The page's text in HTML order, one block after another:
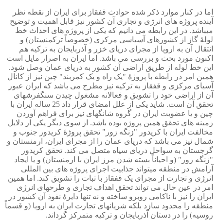
اما در کنار موارد ذکر شده حوادث قفقاز برای ایران از نقطه نظر
آینده پروژه های انرژی و تجاری آن کشور نیز قابل اهمیت و توضیح
میباشد. در این رابطه می دانیم که یکی از پروژه های احداث خط
لولۀ گاز از کشورهای آسیاسی مرکزی (خصوصاً ترکمنستان) و
انتقال آن به اروپا از مجرای دریای خزر و آذربایجان به ترکیه هم
اکنون مورد بحث و بررسی می باشد. اما ایران به اصرار مایل است
این خط لوله از طریق اراضی آن کشور به دریای عمان وصل شود.
همین امر در رابطه با پروژۀ "یک راه و یک کمربند" چین نیز از کانال
آسیای مرکزی و قفقاز به ترکیه نیز مطرح می باشد که ایران عبور
آن از اراضی خود را تشویق و فعالانه مشغول چیدن سنگفرشهای
تحقق آن است. شاید یکی از علل امضای قرار داد 25 ساله ایران با
چین و یا عضویت ایران در گروه شانگهای نیز برای فراهم آوردن
زمینه های تحقق همین پروژه بوده باشد. از سوی دیگر یکی از دلایل
مخالفت ایران با کریدور "زنگه زور" تحقق پروژۀ کریدور جنوب و
شمال نیز می باشد که دریای عمان را از مجرای ایران، ارمنستان و
گرجستان به سواحل دریای سیاه متصل می کند. تحقق کریدور
"زنگه زور" (و احیاناً بسته شدن مرز ایران با ارمنستان) و یا ایجاد
آرامش در منطقه میتواند جذابیت اجرای پروژه های بین المللی
انرژی و تجارت از مجرای یک قفقاز با ثبات را تشویق کند. اما همین
امر در عین حال می تواند تحقق اهداف تجاری و طرحهای انرژی
ایران را نیز با ناکامی روبرو ساخته و نه تنها دایرۀ نفوذ آن کشور در
منطقه را محدود سازد بلکه شریانهای تجارت ایران به اروپا (و قسماً
روسیه) را در دستان آذربایجان و ترکیه متمرکز گرداند.